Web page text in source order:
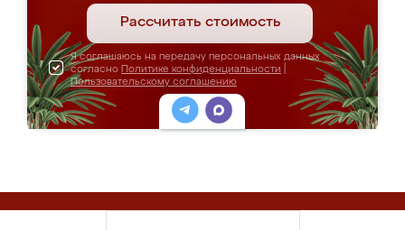
Рассчитать стоимость
Я соглашаюсь на передачу персональных данных
согласно Политике конфиденциальности
Пользовательскому соглашению